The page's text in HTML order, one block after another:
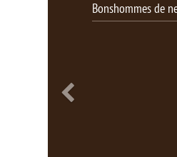
Bonshommes de neige